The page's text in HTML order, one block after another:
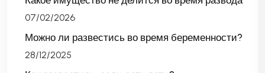
07/02/2026
Можно ли развестись во время беременности?
28/12/2025